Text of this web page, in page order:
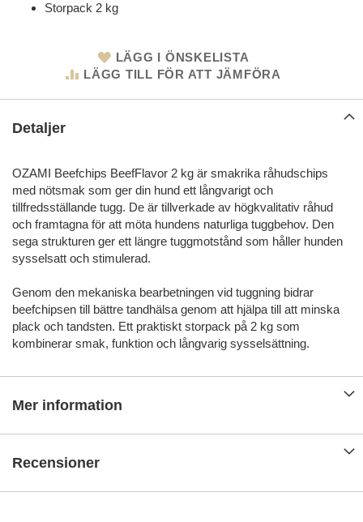
Storpack 2 kg
LÄGG I ÖNSKELISTA
LÄGG TILL FÖR ATT JÄMFÖRA
Detaljer
OZAMI Beefchips BeefFlavor 2 kg är smakrika råhudschips
med nötsmak som ger din hund ett långvarigt och
tillfredsställande tugg. De är tillverkade av högkvalitativ råhud
och framtagna för att möta hundens naturliga tuggbehov. Den
sega strukturen ger ett längre tuggmotstånd som håller hunden
sysselsatt och stimulerad.
Genom den mekaniska bearbetningen vid tuggning bidrar
beefchipsen till bättre tandhälsa genom att hjälpa till att minska
plack och tandsten. Ett praktiskt storpack på 2 kg som
kombinerar smak, funktion och långvarig sysselsättning.
Mer information
Recensioner